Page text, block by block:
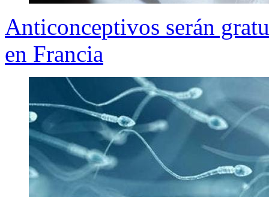
Anticonceptivos serán
en Francia